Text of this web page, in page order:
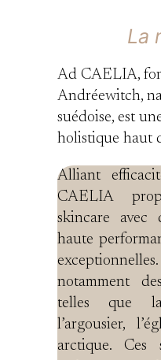
La
Ad CAELIA,
Andréewitch,
suédoise, est
holistique haut
Alliant
CAELIA
skincare avec
haute
notamment
telles que
l’argousier,
arctique. Ces